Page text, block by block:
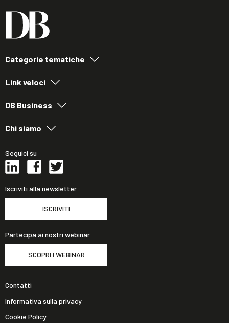
Categorie tematiche
Link veloci
DB Business
Chi siamo
Seguici su
Iscriviti alla newsletter
ISCRIVITI
Partecipa ai nostri webinar
SCOPRI I WEBINAR
Contatti
Informativa sulla privacy
Cookie Policy